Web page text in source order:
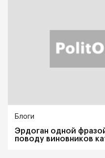
Блоги
Эрдоган одной
поводу виновников